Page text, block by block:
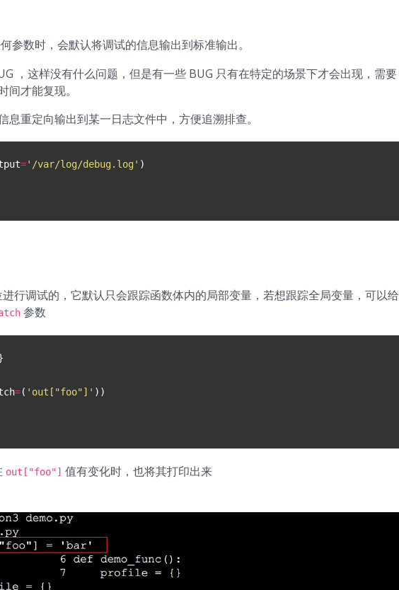
参数时，会默认将调试的信息输出到标准输出。
，这样没有什么问题，但是有一些 BUG 只有在特定的场景下才会出现，需要
才能复现。
息重定向输出到某一日志文件中，方便追溯排查。
='/var/log/debug.log' )
行调试的，它默认只会跟踪函数体内的局部变量，若想跟踪全局变量，可以给
参数
=( 'out["foo"]' ))
out["foo"] 值有变化时，也将其打印出来